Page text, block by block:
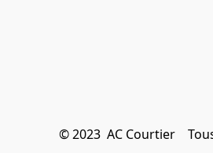
© 2023  AC Courtier